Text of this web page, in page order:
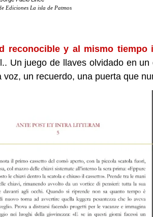
Ediciones La isla de Patmos
reconocible y al mismo tiempo
Un juego de llaves olvidado en
voz, un recuerdo, una puerta que